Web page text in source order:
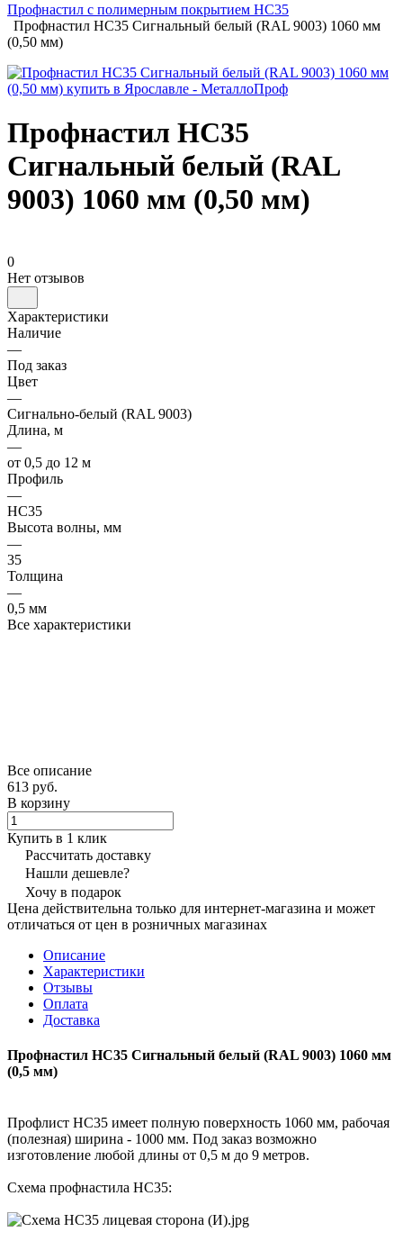
Профнастил с полимерным покрытием НС35
Профнастил НС35 Сигнальный белый (RAL 9003) 1060 мм
(0,50 мм)
Профнастил НС35
Сигнальный белый (RAL
9003) 1060 мм (0,50 мм)
0
Нет отзывов
Характеристики
Наличие
—
Под заказ
Цвет
—
Сигнально-белый (RAL 9003)
Длина, м
—
от 0,5 до 12 м
Профиль
—
НС35
Высота волны, мм
—
35
Толщина
—
0,5 мм
Все характеристики
Все описание
613 руб.
В корзину
Купить в 1 клик
Рассчитать доставку
Нашли дешевле?
Хочу в подарок
Цена действительна только для интернет-магазина и может
отличаться от цен в розничных магазинах
Описание
Характеристики
Отзывы
Оплата
Доставка
Профнастил НС35 Сигнальный белый (RAL 9003) 1060 мм
(0,5 мм)
Профлист НС35 имеет полную поверхность 1060 мм, рабочая
(полезная) ширина - 1000 мм. Под заказ возможно
изготовление любой длины от 0,5 м до 9 метров.
Схема профнастила НС35: